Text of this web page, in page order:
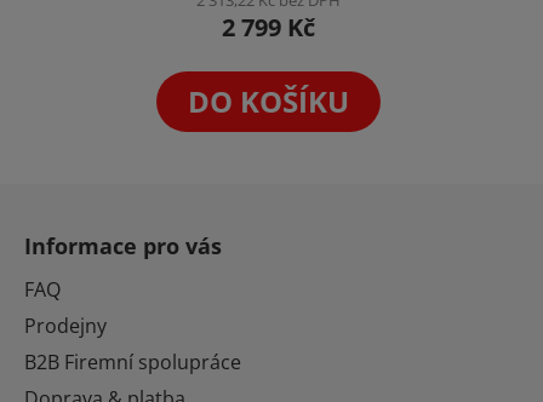
2 799 Kč
DO KOŠÍKU
Informace pro vás
FAQ
Prodejny
B2B Firemní spolupráce